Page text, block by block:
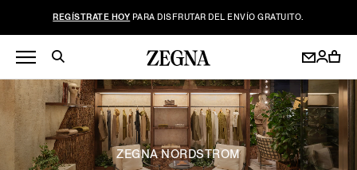
REGÍSTRATE HOY PARA DISFRUTAR DEL ENVÍO GRATUITO.
ZEGNA NORDSTROM